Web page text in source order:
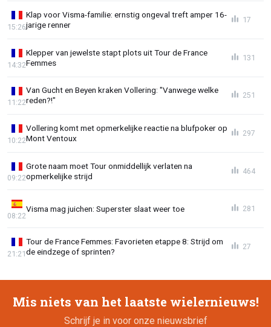
Klap voor Visma-familie: ernstig ongeval treft amper 16-
jarige renner
15:26
17
Klepper van jewelste stapt plots uit Tour de France
Femmes
14:32
131
Van Gucht en Beyen kraken Vollering: "Vanwege welke
reden?!"
11:22
251
Vollering komt met opmerkelijke reactie na blufpoker op
Mont Ventoux
10:22
297
Grote naam moet Tour onmiddellijk verlaten na
opmerkelijke strijd
09:22
464
Visma mag juichen: Superster slaat weer toe
08:22
281
Tour de France Femmes: Favorieten etappe 8: Strijd om
de eindzege of sprinten?
21:21
27
Mis niets van het laatste wielernieuws!
Schrijf je in voor onze nieuwsbrief